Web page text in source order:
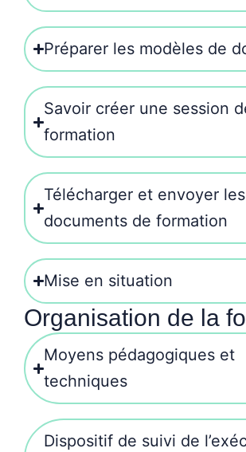
Préparer les modèles de
Savoir créer une session
formation
Télécharger et envoyer les
documents de formation
Mise en situation
Organisation de la
Moyens pédagogiques et
techniques
Dispositif de suivi de